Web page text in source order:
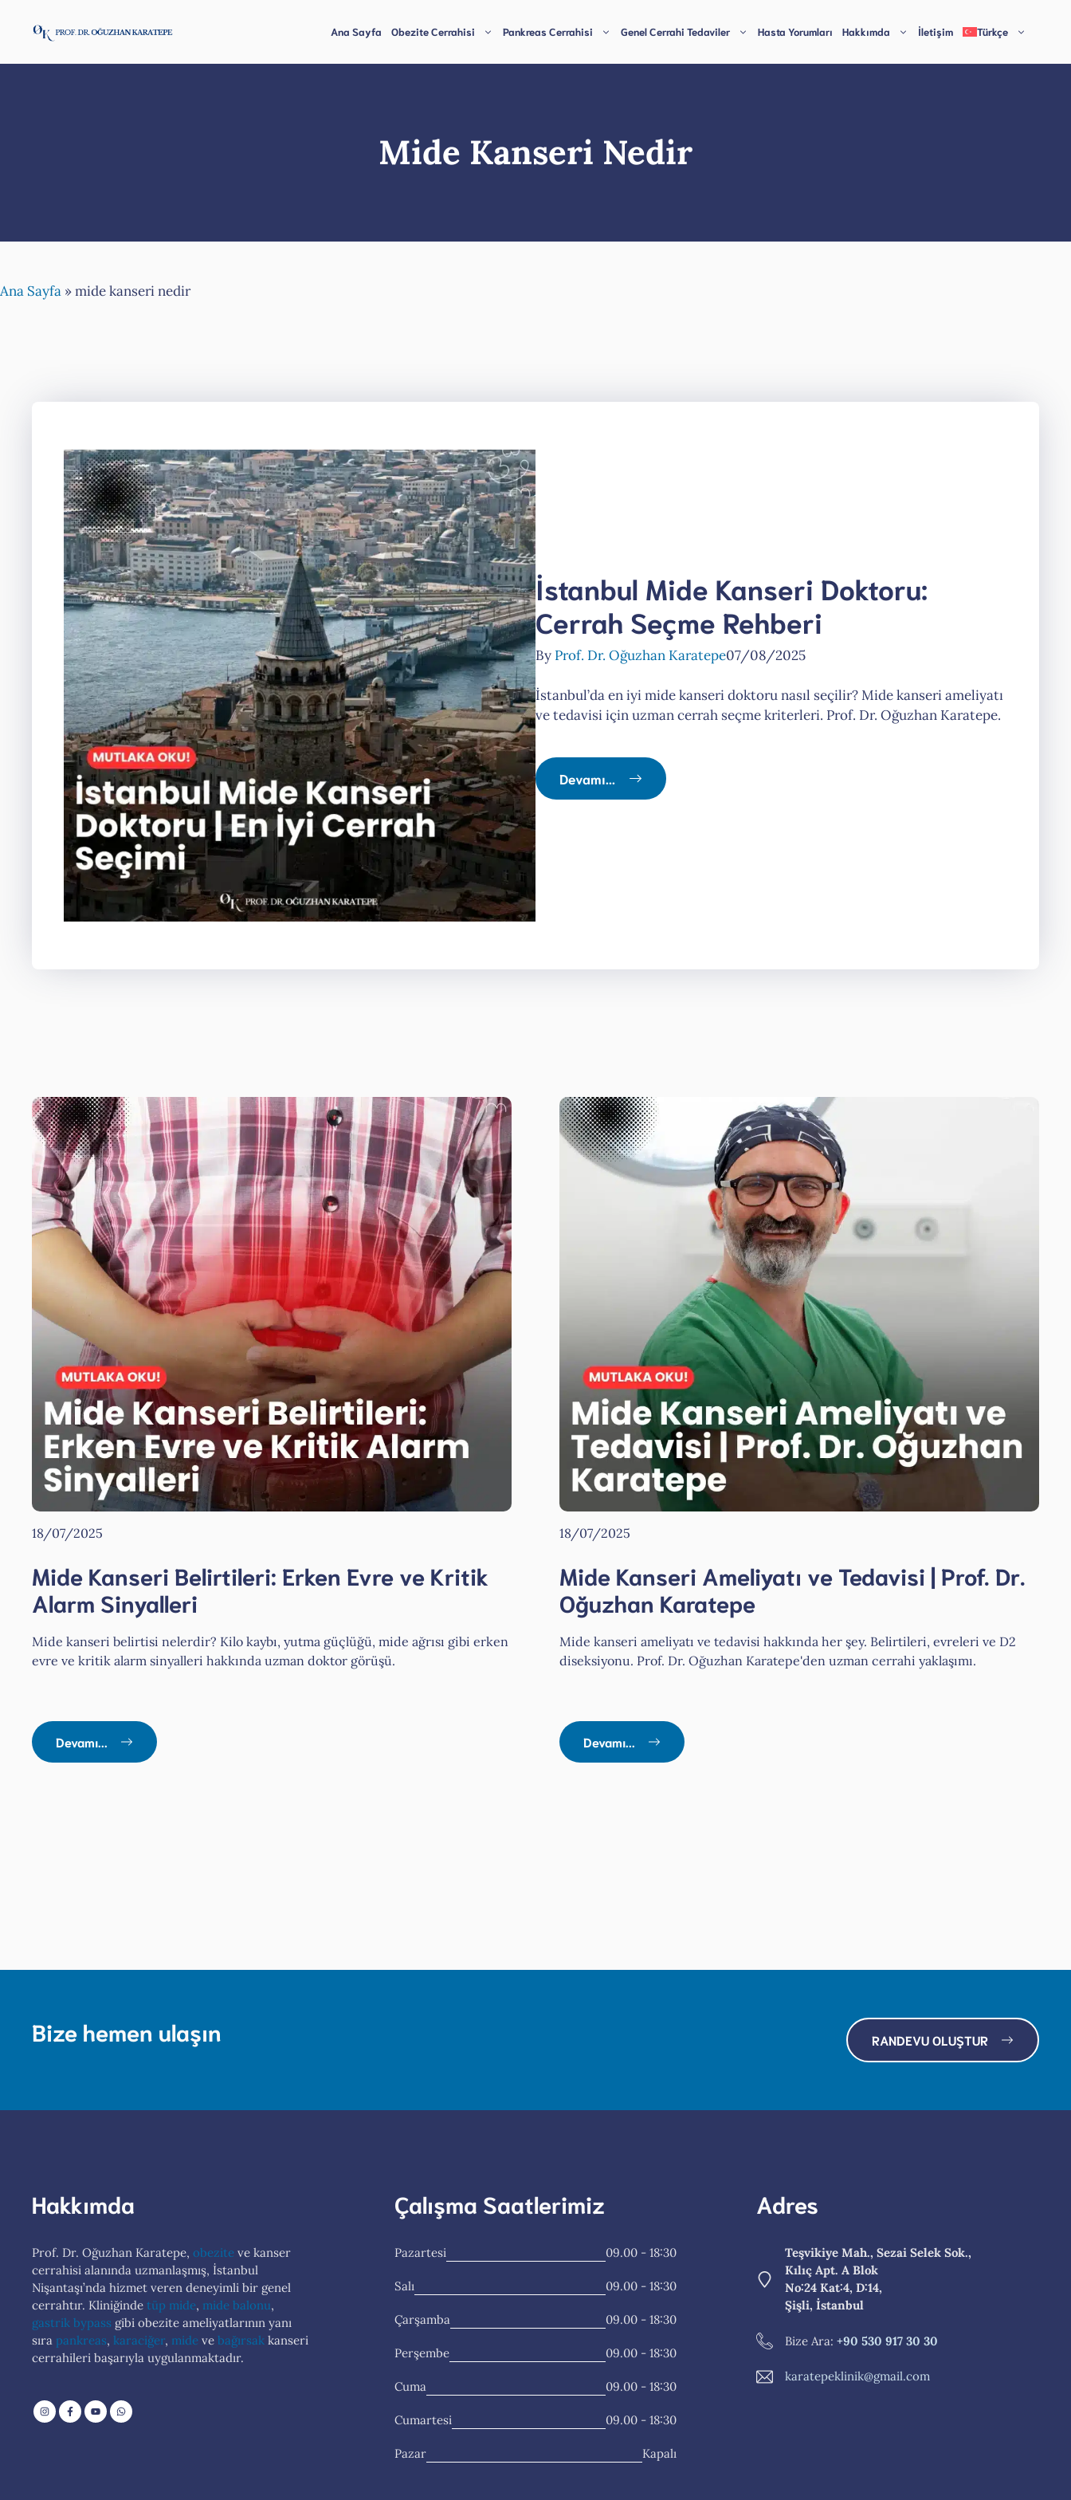
Ana Sayfa Obezite Cerrahisi Pankreas Cerrahisi Genel Cerrahi Tedaviler Hasta Yorumları Hakkımda İletişim Türkçe
Mide Kanseri Nedir
Ana Sayfa »mide kanseri nedir
İstanbul Mide Kanseri Doktoru:
Cerrah Seçme Rehberi
By Prof. Dr. Oğuzhan Karatepe07/08/2025
İstanbul’da en iyi mide kanseri doktoru nasıl seçilir? Mide kanseri ameliyatı
ve tedavisi için uzman cerrah seçme kriterleri. Prof. Dr. Oğuzhan Karatepe.
Devamı...
18/07/2025
Mide Kanseri Belirtileri: Erken Evre ve Kritik
Alarm Sinyalleri
Mide kanseri belirtisi nelerdir? Kilo kaybı, yutma güçlüğü, mide ağrısı gibi erken
evre ve kritik alarm sinyalleri hakkında uzman doktor görüşü.
Devamı...
18/07/2025
Mide Kanseri Ameliyatı ve Tedavisi | Prof. Dr.
Oğuzhan Karatepe
Mide kanseri ameliyatı ve tedavisi hakkında her şey. Belirtileri, evreleri ve D2
diseksiyonu. Prof. Dr. Oğuzhan Karatepe'den uzman cerrahi yaklaşımı.
Devamı...
Bize hemen ulaşın RANDEVU OLUŞTUR
Hakkımda
Prof. Dr. Oğuzhan Karatepe, obezite ve kanser
cerrahisi alanında uzmanlaşmış, İstanbul
Nişantaşı’nda hizmet veren deneyimli bir genel
cerrahtır. Kliniğinde tüp mide, mide balonu,
gastrik bypass gibi obezite ameliyatlarının yanı
sıra pankreas, karaciğer, mide ve bağırsak kanseri
cerrahileri başarıyla uygulanmaktadır.
Çalışma Saatlerimiz
Pazartesi 09.00 - 18:30
Salı 09.00 - 18:30
Çarşamba 09.00 - 18:30
Perşembe 09.00 - 18:30
Cuma 09.00 - 18:30
Cumartesi 09.00 - 18:30
Pazar Kapalı
Adres
Teşvikiye Mah., Sezai Selek Sok.,
Kılıç Apt. A Blok
No:24 Kat:4, D:14,
Şişli, İstanbul
Bize Ara:+90 530 917 30 30
karatepeklinik@gmail.com